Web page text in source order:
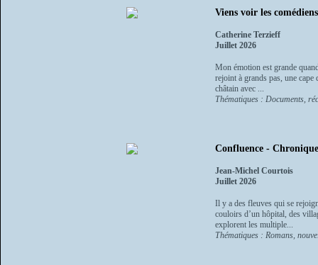
Viens voir les
Catherine Terzieff
Juillet 2026
Mon émotion est grande
rejoint à grands pas, une cape
châtain avec ...
Thématiques : Documents,
Confluence -
Jean-Michel Courtois
Juillet 2026
Il y a des fleuves qui se
couloirs d’un hôpital, des
explorent les multiple...
Thématiques : Romans,